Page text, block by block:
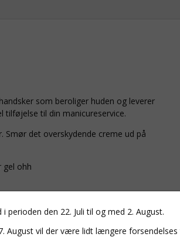
som beroliger huden og leverer
til din manicureservice.
Smør det overskydende creme ud på
gel ohh
perioden den 22. Juli til og med 2. August.
August vil der være lidt længere forsendelses